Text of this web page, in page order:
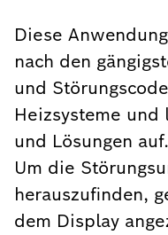
Diese
nach den
und
Heizsysteme
und Lösungen auf.
Um die
herauszufinden,
dem Display